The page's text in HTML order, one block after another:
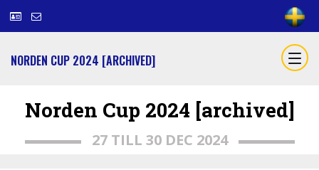
NORDEN CUP 2024 [ARCHIVED]
Norden Cup 2024 [archived]
27 TILL 30 DEC 2024